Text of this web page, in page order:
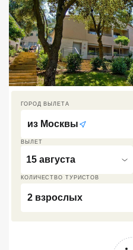
ВЫЛЕТ
15 августа
КОЛИЧЕСТВО ТУРИСТОВ
2 взрослых
ГОРОД ВЫЛЕТА
из Москвы
Большой Сочи
Кав Мин Воды
Экскурсионные туры